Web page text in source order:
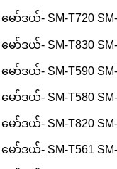
မော်ဒယ်- SM-T720
မော်ဒယ်- SM-T830
မော်ဒယ်- SM-T590
မော်ဒယ်- SM-T580
မော်ဒယ်- SM-T820
မော်ဒယ်- SM-T561